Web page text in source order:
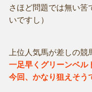
さほど問題では無い筈
いですし）
上位人気馬が差しの競
一足早くグリーンベル
今回、かなり狙えそう